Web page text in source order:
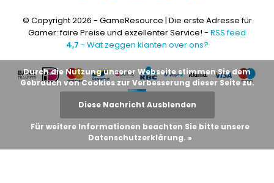
© Copyright 2026 - GameResource | Die erste Adresse für
Gamer: faire Preise und exzellenter Service! - RSS feed
4,7 - Wat zeggen klanten over ons?
Durch die Nutzung unserer Webseite stimmen Sie dem
Gebrauch von Cookies zur Verbesserung dieser Seite zu.
Diese Nachricht Ausblenden
Für weitere Informationen beachten Sie bitte unsere
Datenschutzerklärung. »